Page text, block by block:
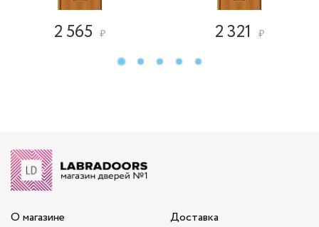
2 565 ₽ 2 321 ₽
О магазине
Доставка